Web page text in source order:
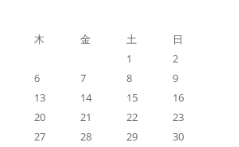
木 金 土
日
1
2
6 7 8
9
13 14 15
16
20 21 22
23
27 28 29
30